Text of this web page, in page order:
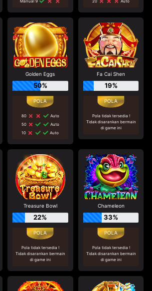
Golden Eggs
50%
80
Auto
50
Auto
10
Auto
Fa Cai Shen
19%
Pola tidak tersedia !
Tidak disarankan bermain
di game ini
Treasure Bowl
22%
Pola tidak tersedia !
Tidak disarankan bermain
di game ini
Chameleon
33%
Pola tidak tersedia !
Tidak disarankan bermain
di game ini